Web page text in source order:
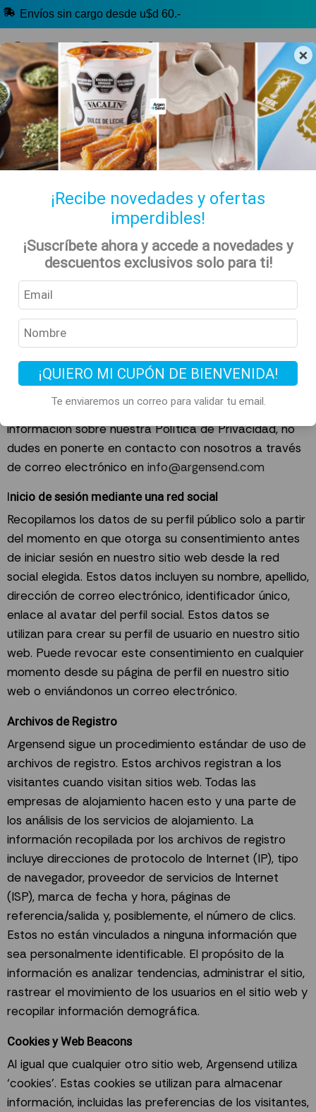
×
¡Recibe novedades y ofertas
imperdibles!
¡Suscríbete ahora y accede a novedades y
descuentos exclusivos solo para ti!
¡QUIERO MI CUPÓN DE BIENVENIDA!
Te enviaremos un correo para validar tu email.
Envíos sin cargo desde u$d 60.-
🔥 Selección Argentina
🧉 Clásicos argentinos 🏷️ Todas las categorías
Inicio Política de privacidad
En Argensend (
principales prioridades es la privacidad de nuestros
visitantes. Este documento de Política de Privacidad
contiene tipos de información que desde Argensend
recopilamos y registramos y utilizamos.
Si tienes preguntas adicionales o necesita más
información sobre nuestra Política de Privacidad, no
dudes en ponerte en contacto con nosotros a través
de correo electrónico en info@argensend.com
Inicio de sesión mediante una red social
Recopilamos los datos de su perfil público solo a partir
del momento en que otorga su consentimiento antes
de iniciar sesión en nuestro sitio web desde la red
social elegida. Estos datos incluyen su nombre, apellido,
dirección de correo electrónico, identificador único,
enlace al avatar del perfil social. Estos datos se
utilizan para crear su perfil de usuario en nuestro sitio
web. Puede revocar este consentimiento en cualquier
momento desde su página de perfil en nuestro sitio
web o enviándonos un correo electrónico.
Archivos de Registro
Argensend sigue un procedimiento estándar de uso de
archivos de registro. Estos archivos registran a los
visitantes cuando visitan sitios web. Todas las
empresas de alojamiento hacen esto y una parte de
los análisis de los servicios de alojamiento. La
información recopilada por los archivos de registro
incluye direcciones de protocolo de Internet (IP), tipo
de navegador, proveedor de servicios de Internet
(ISP), marca de fecha y hora, páginas de
referencia/salida y, posiblemente, el número de clics.
Estos no están vinculados a ninguna información que
sea personalmente identificable. El propósito de la
información es analizar tendencias, administrar el sitio,
rastrear el movimiento de los usuarios en el sitio web y
recopilar información demográfica.
Cookies y Web Beacons
Al igual que cualquier otro sitio web, Argensend utiliza
‘cookies’. Estas cookies se utilizan para almacenar
información, incluidas las preferencias de los visitantes,